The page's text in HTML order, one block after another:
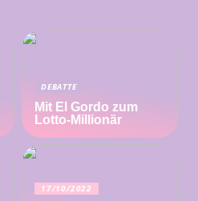
DEBATTE
Mit El Gordo zum
Lotto-Millionär
17/10/2022